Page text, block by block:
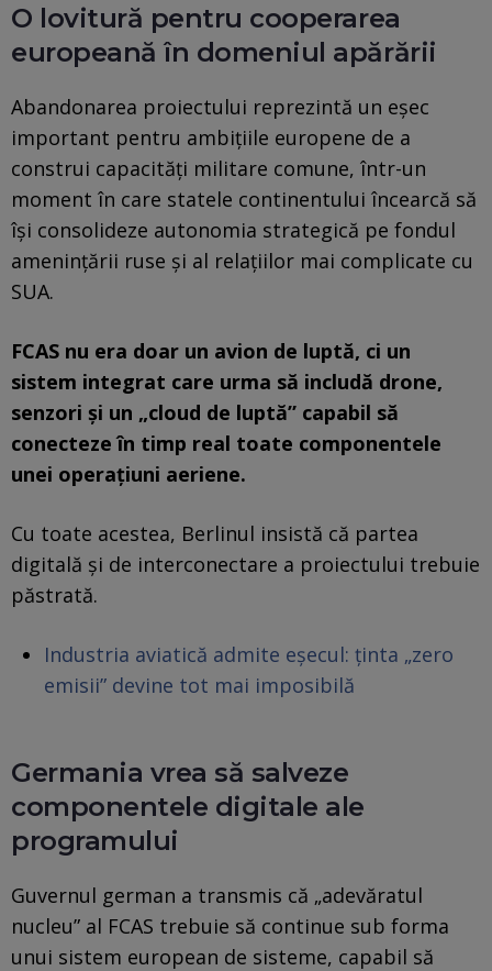
O lovitură pentru cooperarea
europeană în domeniul apărării
Abandonarea proiectului reprezintă un eșec
important pentru ambițiile europene de a
construi capacități militare comune, într-un
moment în care statele continentului încearcă să
își consolideze autonomia strategică pe fondul
amenințării ruse și al relațiilor mai complicate cu
SUA.
FCAS nu era doar un avion de luptă, ci un
sistem integrat care urma să includă drone,
senzori și un „cloud de luptă” capabil să
conecteze în timp real toate componentele
unei operațiuni aeriene.
Cu toate acestea, Berlinul insistă că partea
digitală și de interconectare a proiectului trebuie
păstrată.
Industria aviatică admite eșecul: ținta „zero
emisii” devine tot mai imposibilă
Germania vrea să salveze
componentele digitale ale
programului
Guvernul german a transmis că „adevăratul
nucleu” al FCAS trebuie să continue sub forma
unui sistem european de sisteme, capabil să